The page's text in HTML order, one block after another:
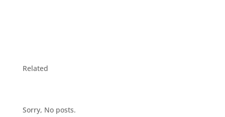
Related
Sorry, No posts.